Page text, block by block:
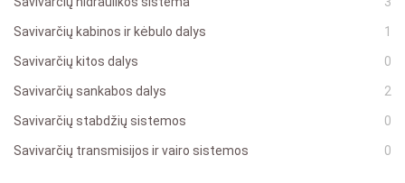
Savivarčių kabinos ir kėbulo dalys 1
Savivarčių kitos dalys 0
Savivarčių sankabos dalys 2
Savivarčių stabdžių sistemos 0
Savivarčių transmisijos ir vairo sistemos 0